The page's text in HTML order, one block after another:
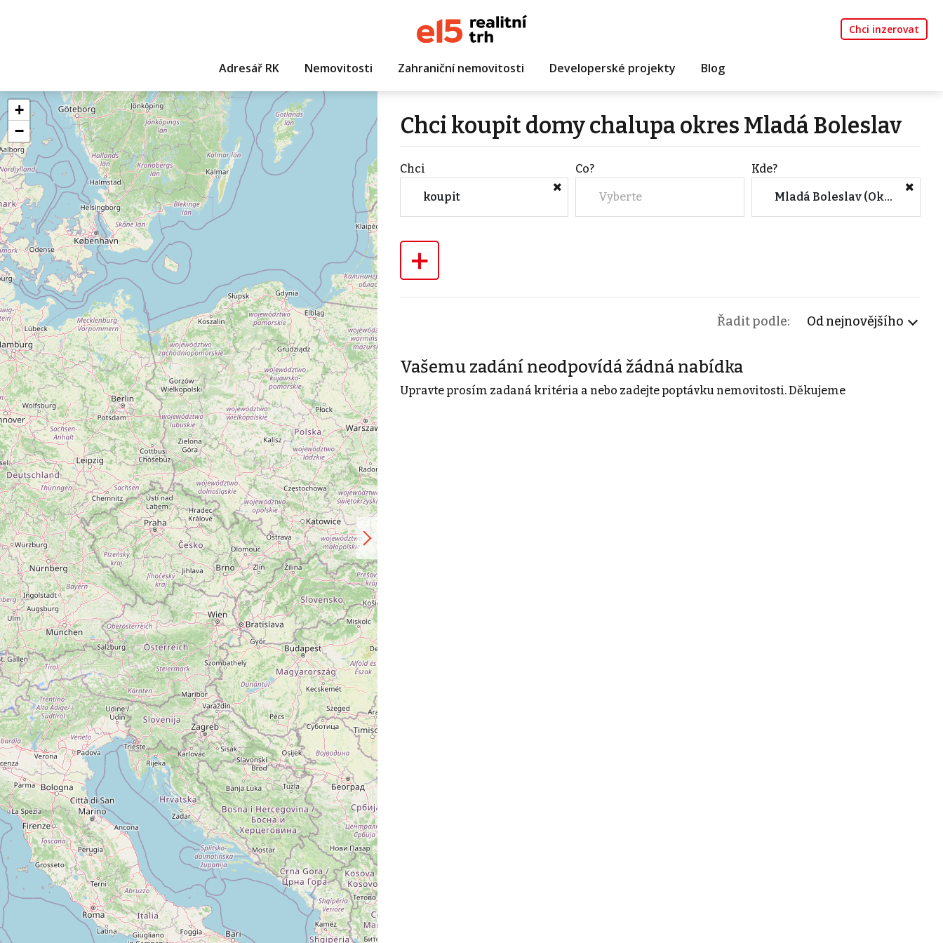
Chci inzerovat
Adresář RK Nemovitosti Zahraniční nemovitosti Developerské projekty Blog
+
−
Chci koupit domy chalupa okres Mladá Boleslav
Chci
koupit
Co?
Vyberte
Kde?
Mladá Boleslav (Okres, Středočeský kraj)
+
Řadit podle: Od nejnovějšího
Vašemu zadání neodpovídá žádná nabídka
Upravte prosím zadaná kritéria a nebo zadejte poptávku nemovitosti. Děkujeme